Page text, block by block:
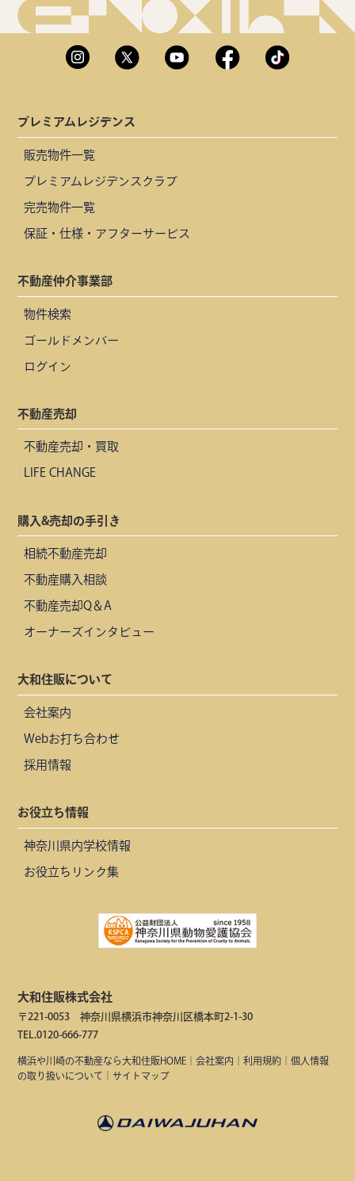
プレミアムレジデンス
販売物件一覧
プレミアムレジデンスクラブ
完売物件一覧
保証・仕様・アフターサービス
不動産仲介事業部
物件検索
ゴールドメンバー
ログイン
不動産売却
不動産売却・買取
LIFE CHANGE
購入&売却の手引き
相続不動産売却
不動産購入相談
不動産売却Q＆A
オーナーズインタビュー
大和住販について
会社案内
Webお打ち合わせ
採用情報
お役立ち情報
神奈川県内学校情報
お役立ちリンク集
大和住販株式会社
〒221-0053 神奈川県横浜市神奈川区橋本町2-1-30
TEL.0120-666-777
横浜や川崎の不動産なら大和住販HOME ｜会社案内 ｜利用規約 ｜個人情報
の取り扱いについて
サイトマップ